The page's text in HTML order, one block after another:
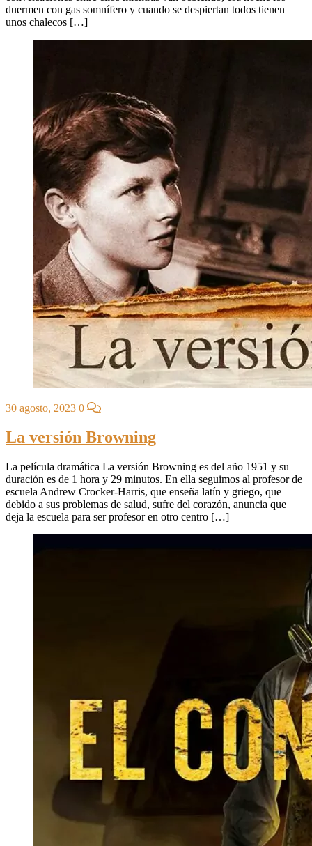
duermen con gas somnífero y cuando se despiertan todos tienen
unos chalecos […]
30 agosto, 2023 0
La versión Browning
La película dramática La versión Browning es del año 1951 y su
duración es de 1 hora y 29 minutos. En ella seguimos al profesor de
escuela Andrew Crocker-Harris, que enseña latín y griego, que
debido a sus problemas de salud, sufre del corazón, anuncia que
deja la escuela para ser profesor en otro centro […]